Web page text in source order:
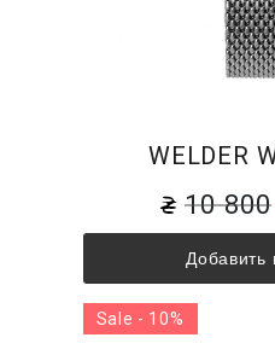
WELDER
10 800
Добавить
Sale - 10%